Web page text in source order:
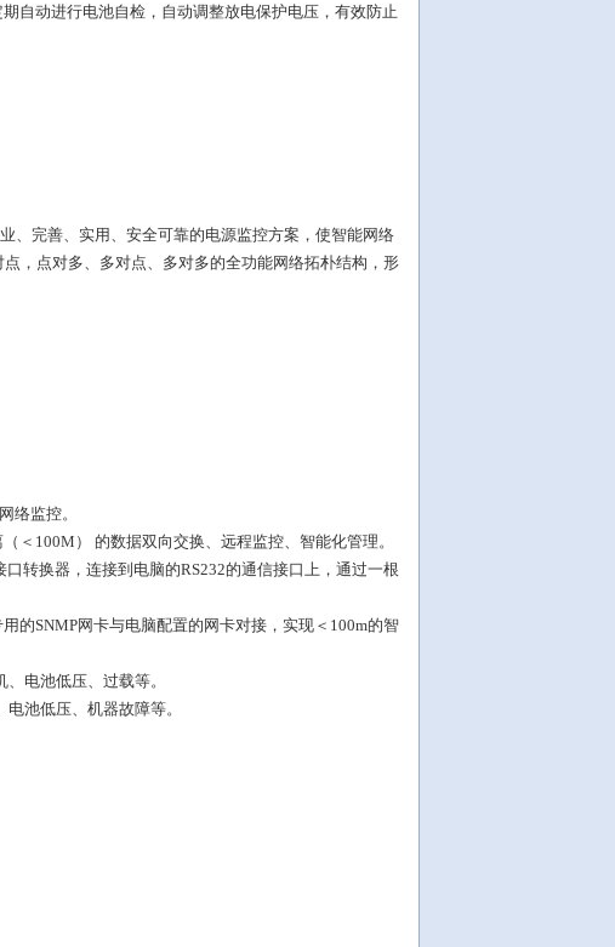
自动进行电池自检，自动调整放电保护电压，有效防止
、完善、实用、安全可靠的电源监控方案，使智能网络
，点对多、多对点、多对多的全功能网络拓朴结构，形
络监控。
＜100M） 的数据双向交换、远程监控、智能化管理。
转换器，连接到电脑的RS232的通信接口上，通过一根
的SNMP网卡与电脑配置的网卡对接，实现＜100m的智
电池低压、过载等。
池低压、机器故障等。